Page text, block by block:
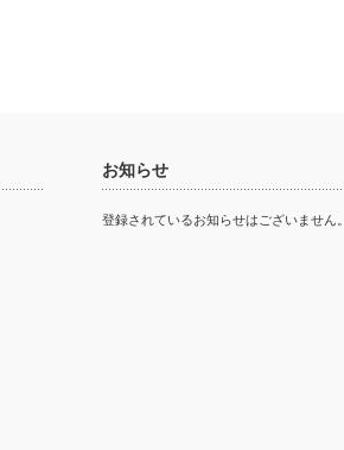
お知らせ
登録されているお知らせはございません。